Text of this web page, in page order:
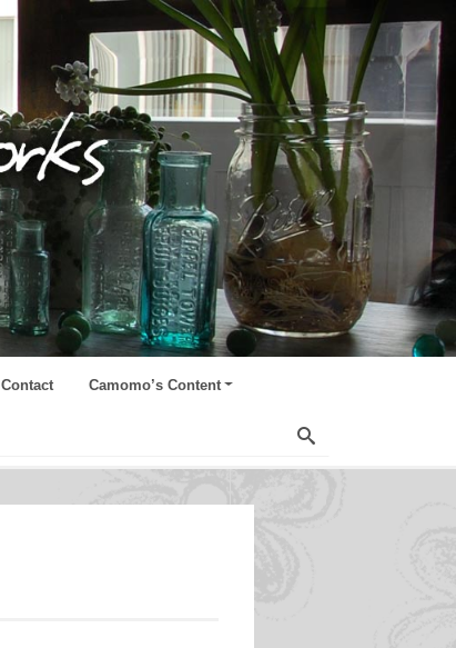
Contact Camomo’s Content